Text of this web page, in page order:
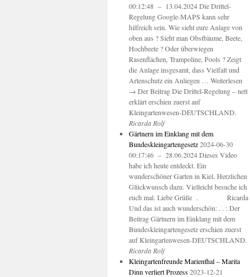
00:12:48 – 13.04.2024 Die Drittel-
Regelung Google-MAPS kann sehr
hilfreich sein. Wie sieht eure Anlage von
oben aus ? Sieht man Obstbäume, Beete,
Hochbeete ? Oder überwiegen
Rasenflächen, Trampoline, Pools ? Zeigt
die Anlage insgesamt, dass Vielfalt und
Artenschutz ein Anliegen … Weiterlesen
→ Der Beitrag Die Drittel-Regelung – nett
erklärt erschien zuerst auf
Kleingartenwesen-DEUTSCHLAND.
Ricarda Rolf
Gärtnern im Einklang mit dem
Bundeskleingartengesetz 2024-06-30
00:17:46 – 28.06.2024 Dieses Video
habe ich heute entdeckt. Ein
wunderschöner Garten in Kiel. Herzlichen
Glückwunsch dazu. Vielleicht besuche ich
euch mal. Liebe Grüße . Ricarda
Und das ist auch wunderschön: . . : Der
Beitrag Gärtnern im Einklang mit dem
Bundeskleingartengesetz erschien zuerst
auf Kleingartenwesen-DEUTSCHLAND.
Ricarda Rolf
Kleingartenfreunde Marienthal – Marita
Dinn verliert Prozess 2023-12-21